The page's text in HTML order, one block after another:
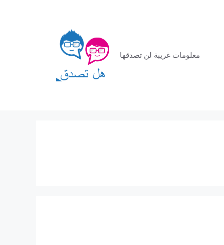
معلومات غريبة لن تصدقها